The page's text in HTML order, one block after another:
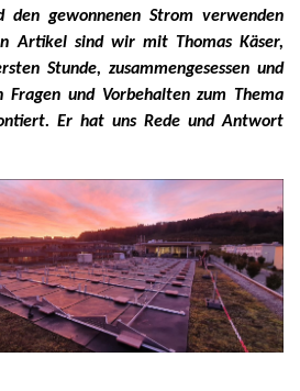
den gewonnenen Strom verwenden
Artikel sind wir mit Thomas Käser,
Stunde, zusammengesessen und
und Vorbehalten zum Thema
Er hat uns Rede und Antwort